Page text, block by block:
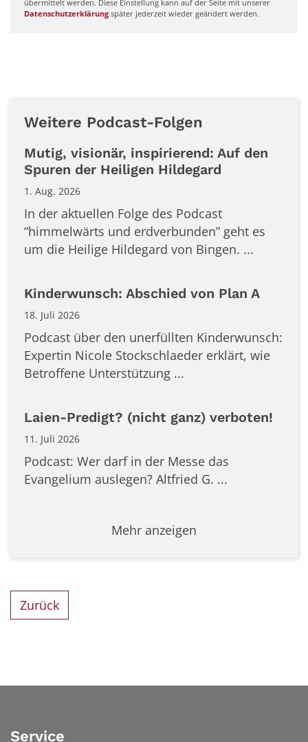
übermittelt werden. Diese Einstellung kann auf der Seite mit unserer
Datenschutzerklärung später jederzeit wieder geändert werden.
Weitere Podcast-Folgen
Mutig, visionär, inspirierend: Auf den
Spuren der Heiligen Hildegard
1. Aug. 2026
In der aktuellen Folge des Podcast
“himmelwärts und erdverbunden” geht es
um die Heilige Hildegard von Bingen. ...
Kinderwunsch: Abschied von Plan A
18. Juli 2026
Podcast über den unerfüllten Kinderwunsch:
Expertin Nicole Stockschlaeder erklärt, wie
Betroffene Unterstützung ...
Laien-Predigt? (nicht ganz) verboten!
11. Juli 2026
Podcast: Wer darf in der Messe das
Evangelium auslegen? Altfried G. ...
Mehr anzeigen
Zurück
Service